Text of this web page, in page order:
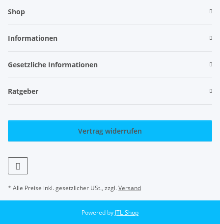
Shop
Informationen
Gesetzliche Informationen
Ratgeber
Vertrag widerrufen
* Alle Preise inkl. gesetzlicher USt., zzgl.Versand
Powered by JTL-Shop